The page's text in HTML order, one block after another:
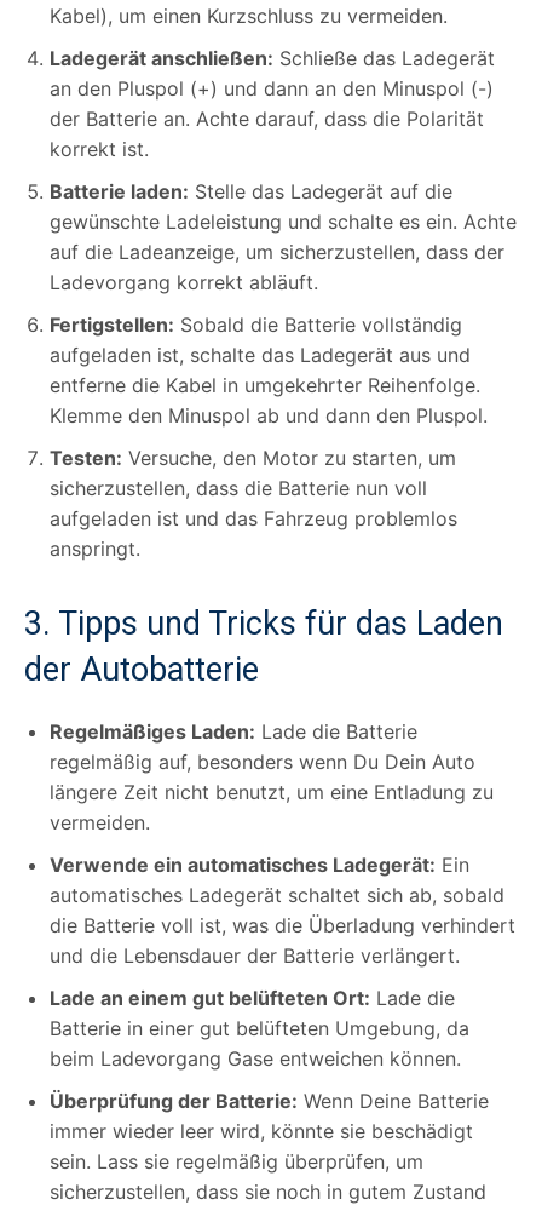
Kabel), um einen Kurzschluss zu vermeiden.
Ladegerät anschließen: Schließe das Ladegerät
an den Pluspol (+) und dann an den Minuspol (-)
der Batterie an. Achte darauf, dass die Polarität
korrekt ist.
Batterie laden: Stelle das Ladegerät auf die
gewünschte Ladeleistung und schalte es ein. Achte
auf die Ladeanzeige, um sicherzustellen, dass der
Ladevorgang korrekt abläuft.
Fertigstellen: Sobald die Batterie vollständig
aufgeladen ist, schalte das Ladegerät aus und
entferne die Kabel in umgekehrter Reihenfolge.
Klemme den Minuspol ab und dann den Pluspol.
Testen: Versuche, den Motor zu starten, um
sicherzustellen, dass die Batterie nun voll
aufgeladen ist und das Fahrzeug problemlos
anspringt.
3. Tipps und Tricks für das Laden
der Autobatterie
Regelmäßiges Laden: Lade die Batterie
regelmäßig auf, besonders wenn Du Dein Auto
längere Zeit nicht benutzt, um eine Entladung zu
vermeiden.
Verwende ein automatisches Ladegerät: Ein
automatisches Ladegerät schaltet sich ab, sobald
die Batterie voll ist, was die Überladung verhindert
und die Lebensdauer der Batterie verlängert.
Lade an einem gut belüfteten Ort: Lade die
Batterie in einer gut belüfteten Umgebung, da
beim Ladevorgang Gase entweichen können.
Überprüfung der Batterie: Wenn Deine Batterie
immer wieder leer wird, könnte sie beschädigt
sein. Lass sie regelmäßig überprüfen, um
sicherzustellen, dass sie noch in gutem Zustand